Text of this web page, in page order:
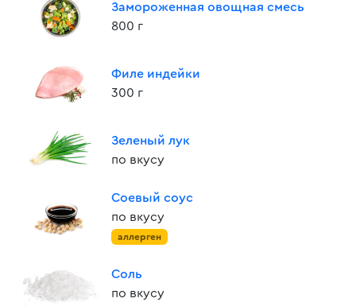
Замороженная овощная смесь
800 г
Филе индейки
300 г
Зеленый лук
по вкусу
Соевый соус
по вкусу
аллерген
Соль
по вкусу